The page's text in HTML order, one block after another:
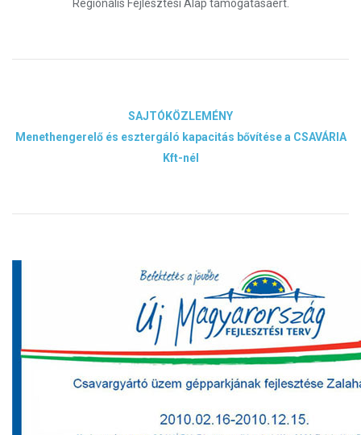
Regionális Fejlesztési Alap támogatásáért.
SAJTÓKÖZLEMÉNY
Menethengerelő és esztergáló kapacitás bővítése a CSAVÁRIA
Kft-nél